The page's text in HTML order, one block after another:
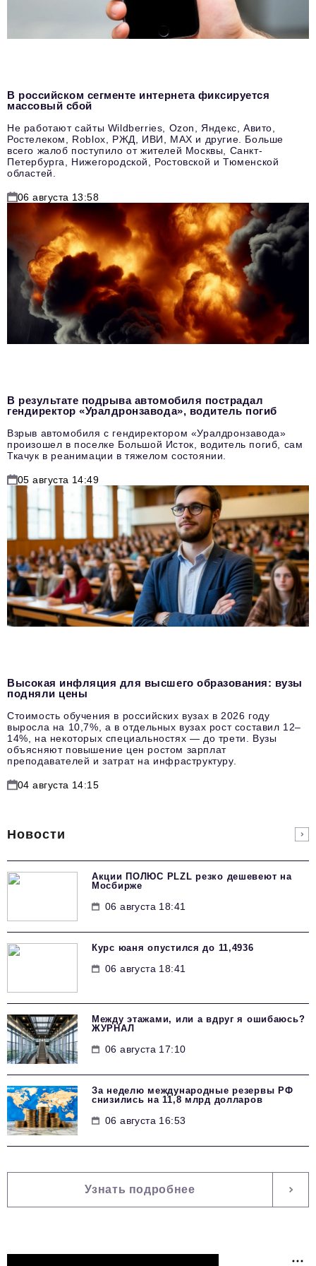
В российском сегменте интернета фиксируется
массовый сбой
Не работают сайты Wildberries, Ozon, Яндекс, Авито,
Ростелеком, Roblox, РЖД, ИВИ, MAX и другие. Больше
всего жалоб поступило от жителей Москвы, Санкт-
Петербурга, Нижегородской, Ростовской и Тюменской
областей.
06 августа 13:58
В результате подрыва автомобиля пострадал
гендиректор «Уралдронзавода», водитель погиб
Взрыв автомобиля с гендиректором «Уралдронзавода»
произошел в поселке Большой Исток, водитель погиб, сам
Ткачук в реанимации в тяжелом состоянии.
05 августа 14:49
Высокая инфляция для высшего образования: вузы
подняли цены
Стоимость обучения в российских вузах в 2026 году
выросла на 10,7%, а в отдельных вузах рост составил 12–
14%, на некоторых специальностях — до трети. Вузы
объясняют повышение цен ростом зарплат
преподавателей и затрат на инфраструктуру.
04 августа 14:15
Новости
Акции ПОЛЮС PLZL резко дешевеют на
Мосбирже
06 августа 18:41
Курс юаня опустился до 11,4936
06 августа 18:41
Между этажами, или а вдруг я ошибаюсь?
ЖУРНАЛ
06 августа 17:10
За неделю международные резервы РФ
снизились на 11,8 млрд долларов
06 августа 16:53
Узнать подробнее